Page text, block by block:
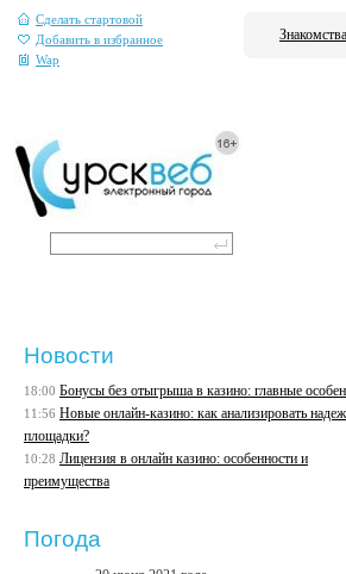
Сделать стартовой
Добавить в избранное
Wap
Знакомства
Новости
18:00 Бонусы без отыгрыша в казино: главные
11:56 Новые онлайн-казино: как анализировать
площадки?
10:28 Лицензия в онлайн казино: особенности и
преимущества
Погода